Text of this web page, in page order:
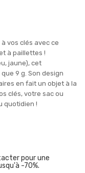
vos clés avec ce
à paillettes !
jaune), cet
9 g. Son design
en fait un objet à la
clés, votre sac ou
quotidien !
pour une
-70%.